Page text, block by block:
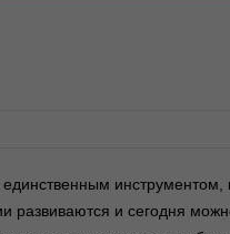
инструментом,
развиваются и сегодня